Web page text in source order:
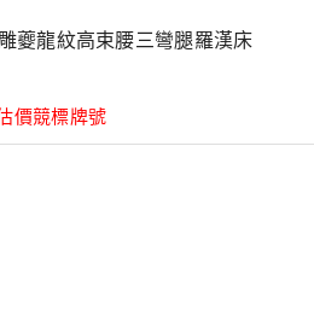
夔龍紋高束腰三彎腿羅漢床
價競標牌號